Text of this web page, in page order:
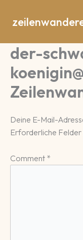
Inhalt
der-
Deine E-Mail-
Erforderliche Felder
Comment *